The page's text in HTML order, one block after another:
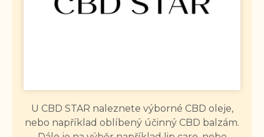
U CBD STAR naleznete výborné CBD oleje,
nebo například oblíbený účinný CBD balzám.